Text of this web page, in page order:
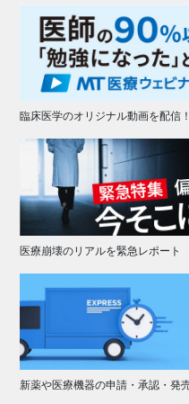
臨床医学のオリジナル動画を配信！
医療崩壊のリアルを緊急レポート
新薬や医療機器の申請・承認・発